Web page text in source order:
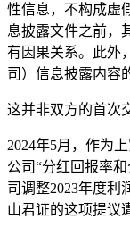
性信息，不构成虚
息披露文件之前，
有因果关系。此外
司）信息披露内容
这并非双方的首次
2024年5月，作为
公司“分红回报率
司调整2023年度利
山君证的这项提议